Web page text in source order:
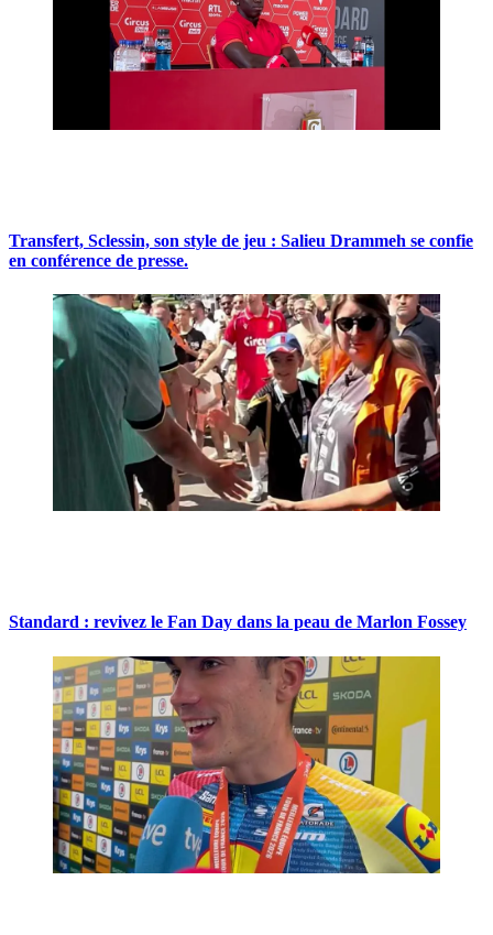
Transfert, Sclessin, son style de jeu : Salieu Drammeh se confie
en conférence de presse.
Standard : revivez le Fan Day dans la peau de Marlon Fossey